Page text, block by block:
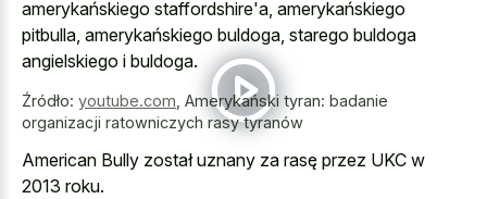
amerykańskiego staffordshire'a, amerykańskiego
pitbulla, amerykańskiego buldoga, starego buldoga
angielskiego i buldoga.
Źródło: youtube.com Amerykański tyran: badanie
organizacji ratowniczych rasy tyranów
American Bully został uznany za rasę przez UKC w
2013 roku.